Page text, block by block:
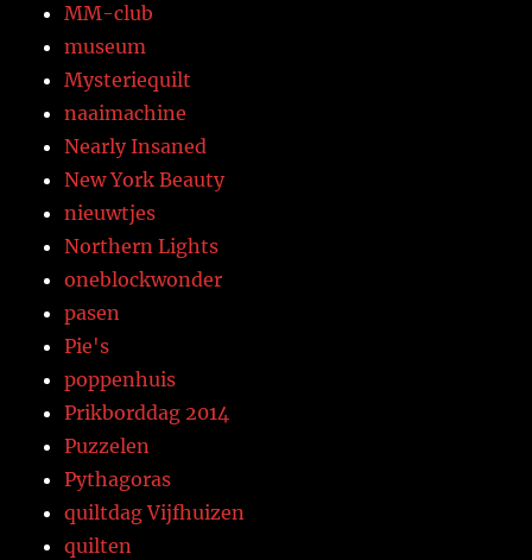
MM-club
museum
Mysteriequilt
naaimachine
Nearly Insaned
New York Beauty
nieuwtjes
Northern Lights
oneblockwonder
pasen
Pie's
poppenhuis
Prikborddag 2014
Puzzelen
Pythagoras
quiltdag Vijfhuizen
quilten